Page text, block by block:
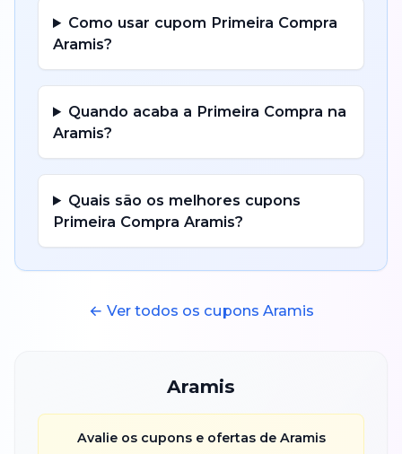
Como usar cupom Primeira Compra
Aramis?
Quando acaba a Primeira Compra na
Aramis?
Quais são os melhores cupons
Primeira Compra Aramis?
← Ver todos os cupons Aramis
Aramis
Avalie os cupons e ofertas de Aramis